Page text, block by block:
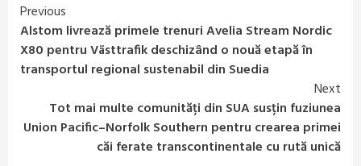
Continue
Reading
Previous
Alstom livrează primele trenuri Avelia Stream Nordic
X80 pentru Västtrafik deschizând o nouă etapă în
transportul regional sustenabil din Suedia
Next
Tot mai multe comunități din SUA susțin fuziunea
Union Pacific–Norfolk Southern pentru crearea primei
căi ferate transcontinentale cu rută unică